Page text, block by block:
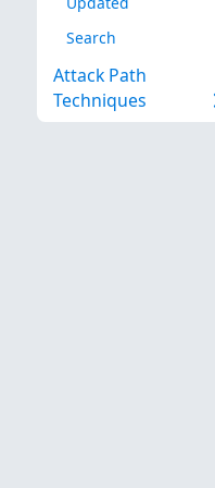
Search
Attack Path
Techniques